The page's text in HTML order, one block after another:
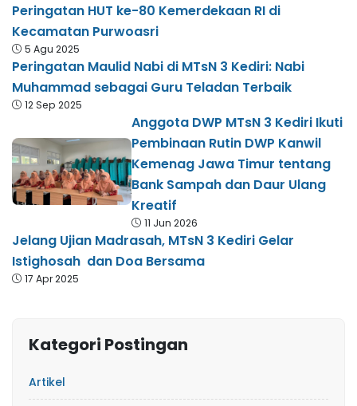
Peringatan HUT ke-80 Kemerdekaan RI di
Kecamatan Purwoasri
5 Agu 2025
Peringatan Maulid Nabi di MTsN 3 Kediri: Nabi
Muhammad sebagai Guru Teladan Terbaik
12 Sep 2025
Anggota DWP MTsN 3 Kediri Ikuti
Pembinaan Rutin DWP Kanwil
Kemenag Jawa Timur tentang
Bank Sampah dan Daur Ulang
Kreatif
11 Jun 2026
Jelang Ujian Madrasah, MTsN 3 Kediri Gelar
Istighosah dan Doa Bersama
17 Apr 2025
Kategori Postingan
Artikel